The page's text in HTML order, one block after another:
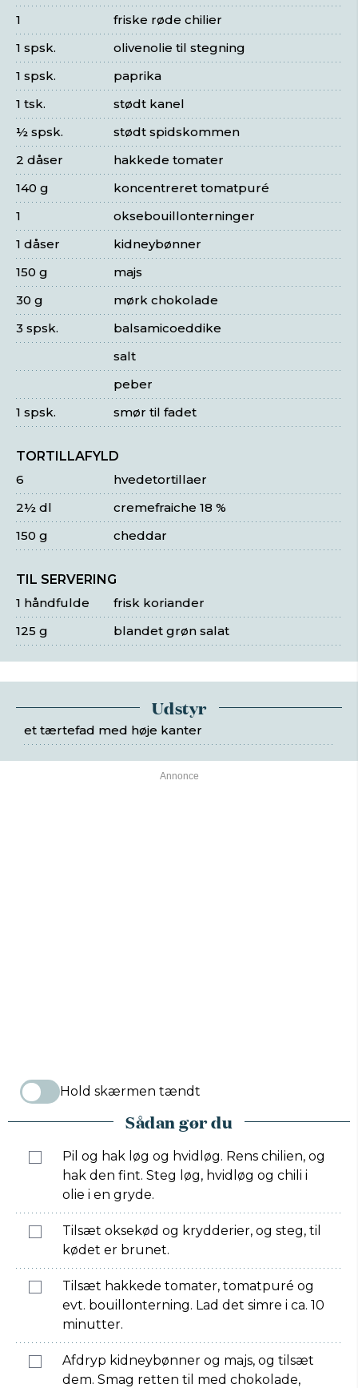
friske røde chilier
1
olivenolie til stegning
1 spsk.
paprika
1 spsk.
stødt kanel
1 tsk.
stødt spidskommen
½ spsk.
hakkede tomater
2 dåser
koncentreret tomatpuré
140 g
oksebouillonterninger
1
kidneybønner
1 dåser
majs
150 g
mørk chokolade
30 g
balsamicoeddike
3 spsk.
salt
peber
smør til fadet
1 spsk.
TORTILLAFYLD
hvedetortillaer
6
cremefraiche 18 %
2½ dl
cheddar
150 g
TIL SERVERING
frisk koriander
1 håndfulde
blandet grøn salat
125 g
Udstyr
et tærtefad med høje kanter
Hold skærmen tændt
Sådan gør du
Pil og hak løg og hvidløg. Rens chilien, og
hak den fint. Steg løg, hvidløg og chili i
olie i en gryde.
Tilsæt oksekød og krydderier, og steg, til
kødet er brunet.
Tilsæt hakkede tomater, tomatpuré og
evt. bouillonterning. Lad det simre i ca. 10
minutter.
Afdryp kidneybønner og majs, og tilsæt
dem. Smag retten til med chokolade,